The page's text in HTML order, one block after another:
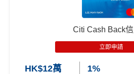
Citi Cash Back
立即申請
HK$12萬 1%